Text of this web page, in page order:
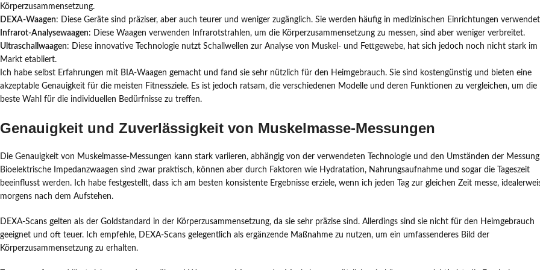
Körperzusammensetzung.
DEXA-Waagen: Diese Geräte sind präziser, aber auch teurer und weniger zugänglich. Sie werden häufig in medizinischen Einrichtungen
Infrarot-Analysewaagen: Diese Waagen verwenden Infrarotstrahlen, um die Körperzusammensetzung zu messen, sind aber weniger verbreitet.
Ultraschallwaagen: Diese innovative Technologie nutzt Schallwellen zur Analyse von Muskel- und Fettgewebe, hat sich jedoch noch nicht stark im
Markt etabliert.
Ich habe selbst Erfahrungen mit BIA-Waagen gemacht und fand sie sehr nützlich für den Heimgebrauch. Sie sind kostengünstig und bieten eine
akzeptable Genauigkeit für die meisten Fitnessziele. Es ist jedoch ratsam, die verschiedenen Modelle und deren Funktionen zu vergleichen, um die
beste Wahl für die individuellen Bedürfnisse zu treffen.
Genauigkeit und Zuverlässigkeit von Muskelmasse-Messungen
Die Genauigkeit von Muskelmasse-Messungen kann stark variieren, abhängig von der verwendeten Technologie und den Umständen der
Bioelektrische Impedanzwaagen sind zwar praktisch, können aber durch Faktoren wie Hydratation, Nahrungsaufnahme und sogar die Tageszeit
beeinflusst werden. Ich habe festgestellt, dass ich am besten konsistente Ergebnisse erziele, wenn ich jeden Tag zur gleichen Zeit messe,
morgens nach dem Aufstehen.
DEXA-Scans gelten als der Goldstandard in der Körperzusammensetzung, da sie sehr präzise sind. Allerdings sind sie nicht für den Heimgebrauch
geeignet und oft teuer. Ich empfehle, DEXA-Scans gelegentlich als ergänzende Maßnahme zu nutzen, um ein umfassenderes Bild der
Körperzusammensetzung zu erhalten.